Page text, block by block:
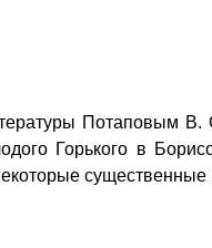
Потаповым
Горького в